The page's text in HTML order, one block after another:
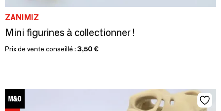
ZANIMIZ
Mini figurines à collectionner !
Prix de vente conseillé : 3,50 €